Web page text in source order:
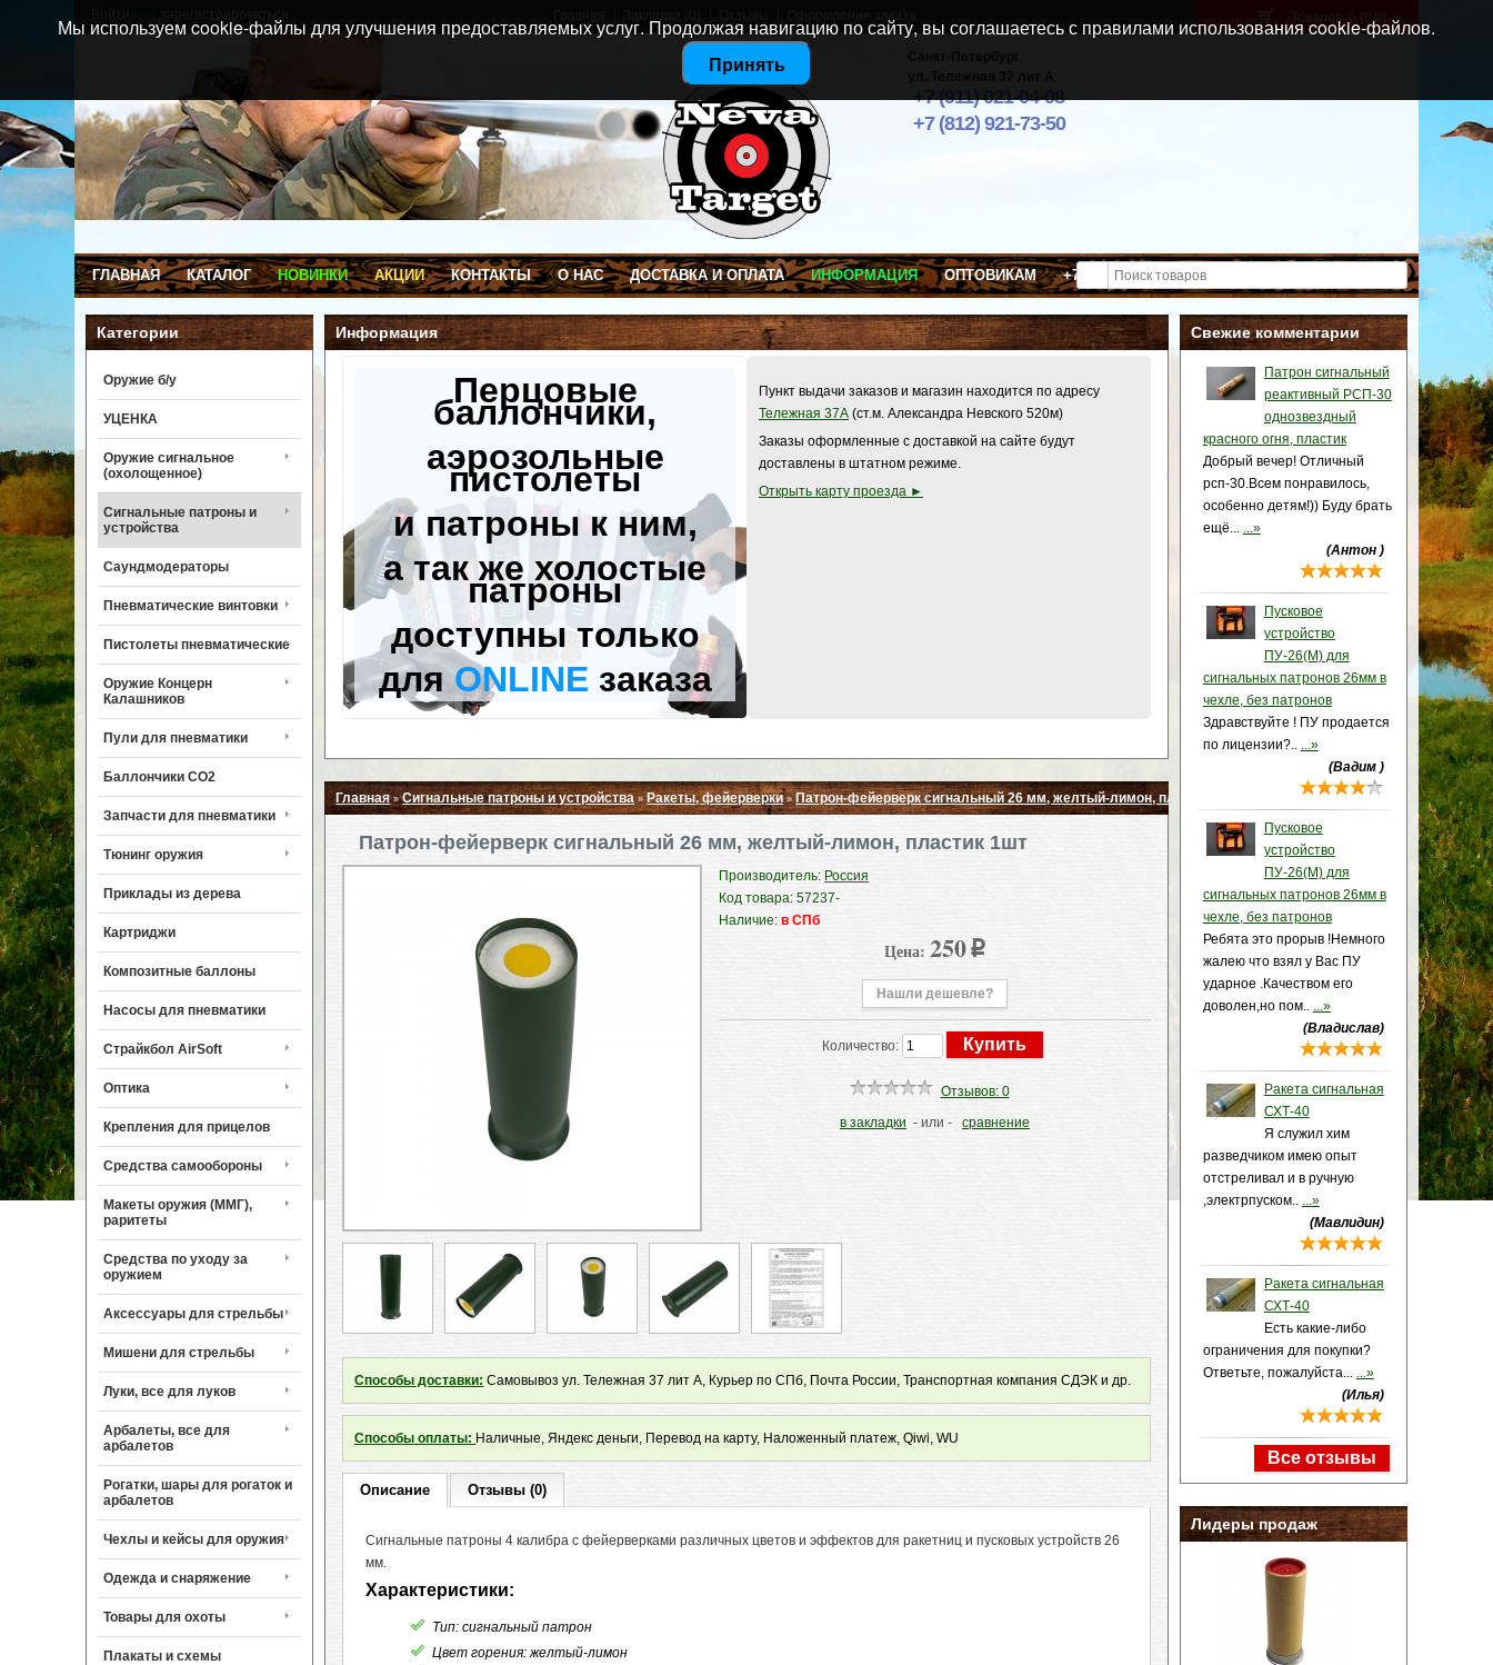
Санкт-Петербург
ул. Тележная 37 лит А
+7 (911) 021-04-08
+7 (812) 921-73-50
Товаров: 0 (0 p )
ГЛАВНАЯ КАТАЛОГ НОВИНКИ АКЦИИ КОНТАКТЫ О НАС ДОСТАВКА И ОПЛАТА ИНФОРМАЦИЯ ОПТОВИКАМ +7 (911) 021-04-08
Категории
Оружие б/у
УЦЕНКА
Оружие сигнальное
(охолощенное)
Сигнальные патроны и
устройства
Саундмодераторы
Пневматические винтовки
Пистолеты пневматические
Оружие Концерн
Калашников
Пули для пневматики
Баллончики CO2
Запчасти для пневматики
Тюнинг оружия
Приклады из дерева
Картриджи
Композитные баллоны
Насосы для пневматики
Страйкбол AirSoft
Оптика
Крепления для прицелов
Средства самообороны
Макеты оружия (ММГ),
раритеты
Средства по уходу за
оружием
Аксессуары для стрельбы
Мишени для стрельбы
Луки, все для луков
Арбалеты, все для
арбалетов
Рогатки, шары для рогаток и
арбалетов
Чехлы и кейсы для оружия
Одежда и снаряжение
Товары для охоты
Плакаты и схемы
Свежие комментарии
Патрон сигнальный
реактивный РСП-30
однозвездный
красного огня, пластик
Добрый вечер! Отличный
рсп-30.Всем понравилось,
особенно детям!)) Буду брать
ещё... ...»
(Антон )
Пусковое
устройство
ПУ-26(М) для
сигнальных патронов 26мм в
чехле, без патронов
Здравствуйте ! ПУ продается
по лицензии?.. ...»
(Вадим )
Пусковое
устройство
ПУ-26(М) для
сигнальных патронов 26мм в
чехле, без патронов
Ребята это прорыв !Немного
жалею что взял у Вас ПУ
ударное .Качеством его
доволен,но пом.. ...»
(Владислав)
Ракета сигнальная
СХТ-40
Я служил хим
разведчиком имею опыт
отстреливал и в ручную
,электрпуском.. ...»
(Мавлидин)
Ракета сигнальная
СХТ-40
Есть какие-либо
ограничения для покупки?
Ответьте, пожалуйста... ...»
(Илья)
Все отзывы
Лидеры продаж
Информация
Перцовые
баллончики,
аэрозольные
пистолеты
и патроны к ним,
а так же холостые
патроны
доступны только
дляONLINE заказа
Пункт выдачи заказов и магазин находится по адресу
Тележная 37А (ст.м. Александра Невского 520м)
Заказы оформленные с доставкой на сайте будут
доставлены в штатном режиме.
Открыть карту проезда ►
Свернуть ▲
Главная»Сигнальные патроны и устройства »Ракеты, фейерверки»Патрон-фейерверк сигнальный 26 мм, желтый-лимон, пластик 1шт
Патрон-фейерверк сигнальный 26 мм, желтый-лимон, пластик 1шт
Производитель: Россия
Код товара: 57237-
Наличие:в СПб
Цена: 250 p
Нашли дешевле?
Количество:
Отзывов: 0
в закладки - или - сравнение
Способы доставки: Самовывоз ул. Тележная 37 лит А, Курьер по СПб, Почта России, Транспортная компания СДЭК и др.
Способы оплаты: Наличные, Яндекс деньги, Перевод на карту, Наложенный платеж, Qiwi, WU
Описание Отзывы (0)
Сигнальные патроны 4 калибра с фейерверками различных цветов и эффектов для ракетниц и пусковых устройств 26
мм.
Характеристики:
Тип: сигнальный патрон
Цвет горения: желтый-лимон
Мы используем cookie-файлы для улучшения предоставляемых услуг. Продолжая навигацию по сайту, вы соглашаетесь с правилами использования cookie-файлов.
Принять